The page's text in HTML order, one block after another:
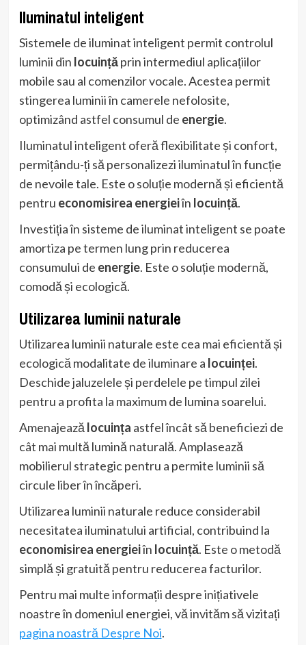
Iluminatul inteligent
Sistemele de iluminat inteligent permit controlul
luminii din locuințăprin intermediul aplicațiilor
mobile sau al comenzilor vocale. Acestea permit
stingerea luminii în camerele nefolosite,
optimizând astfel consumul de energie.
Iluminatul inteligent oferă flexibilitate și confort,
permițându-ți să personalizezi iluminatul în funcție
de nevoile tale. Este o soluție modernă și eficientă
pentru economisirea energieiîn locuință.
Investiția în sisteme de iluminat inteligent se poate
amortiza pe termen lung prin reducerea
consumului de energie. Este o soluție modernă,
comodă și ecologică.
Utilizarea luminii naturale
Utilizarea luminii naturale este cea mai eficientă și
ecologică modalitate de iluminare a locuinței.
Deschide jaluzelele și perdelele pe timpul zilei
pentru a profita la maximum de lumina soarelui.
Amenajează locuința astfel încât să beneficiezi de
cât mai multă lumină naturală. Amplasează
mobilierul strategic pentru a permite luminii să
circule liber în încăperi.
Utilizarea luminii naturale reduce considerabil
necesitatea iluminatului artificial, contribuind la
economisirea energieiîn locuință. Este o metodă
simplă și gratuită pentru reducerea facturilor.
Pentru mai multe informații despre inițiativele
noastre în domeniul energiei, vă invităm să vizitați
pagina noastră Despre Noi.